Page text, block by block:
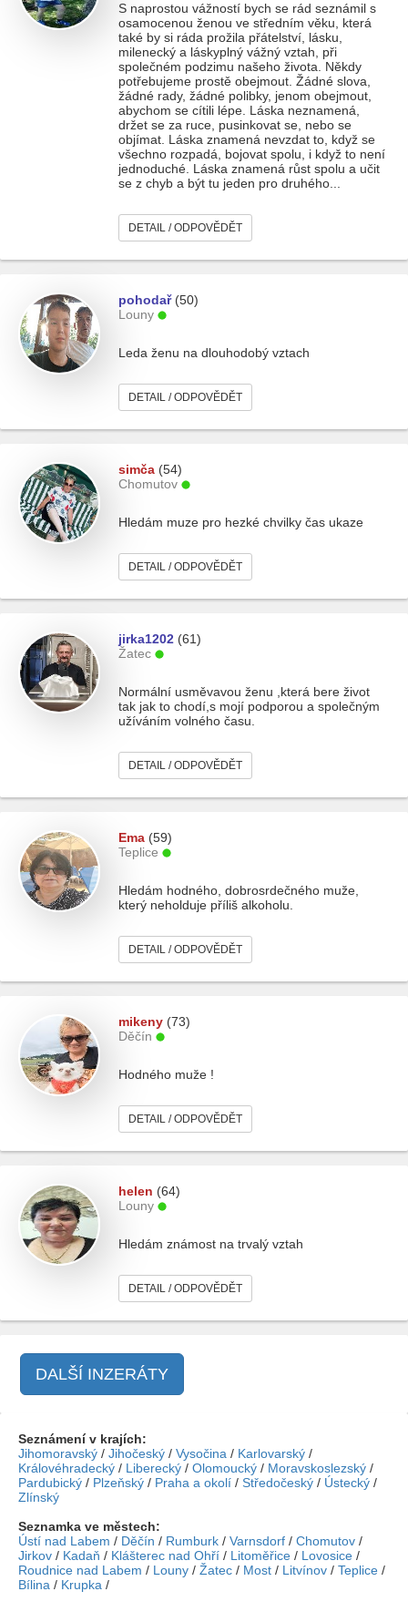
S naprostou vážností bych se rád seznámil s
osamocenou ženou ve středním věku, která
také by si ráda prožila přátelství, lásku,
milenecký a láskyplný vážný vztah, při
společném podzimu našeho života. Někdy
potřebujeme prostě obejmout. Žádné slova,
žádné rady, žádné polibky, jenom obejmout,
abychom se cítili lépe. Láska neznamená,
držet se za ruce, pusinkovat se, nebo se
objímat. Láska znamená nevzdat to, když se
všechno rozpadá, bojovat spolu, i když to není
jednoduché. Láska znamená růst spolu a učit
se z chyb a být tu jeden pro druhého...
DETAIL / ODPOVĚDĚT
pohodař(50)
Louny
Leda ženu na dlouhodobý vztach
DETAIL / ODPOVĚDĚT
simča (54)
Chomutov
Hledám muze pro hezké chvilky čas ukaze
DETAIL / ODPOVĚDĚT
jirka1202 (61)
Žatec
Normální usměvavou ženu ,která bere život
tak jak to chodí,s mojí podporou a společným
užíváním volného času.
DETAIL / ODPOVĚDĚT
Ema (59)
Teplice
Hledám hodného, dobrosrdečného muže,
který neholduje příliš alkoholu.
DETAIL / ODPOVĚDĚT
mikeny (73)
Děčín
Hodného muže !
DETAIL / ODPOVĚDĚT
helen (64)
Louny
Hledám známost na trvalý vztah
DETAIL / ODPOVĚDĚT
DALŠÍ INZERÁTY
Seznámení v krajích:
Jihomoravský / Jihočeský / Vysočina / Karlovarský /
Královéhradecký / Liberecký / Olomoucký / Moravskoslezský /
Pardubický / Plzeňský / Praha a okolí / Středočeský / Ústecký /
Zlínský
Seznamka ve městech:
Ústí nad Labem / Děčín / Rumburk / Varnsdorf / Chomutov /
Jirkov / Kadaň / Klášterec nad Ohří / Litoměřice / Lovosice /
Roudnice nad Labem / Louny / Žatec / Most / Litvínov / Teplice /
Bílina / Krupka /